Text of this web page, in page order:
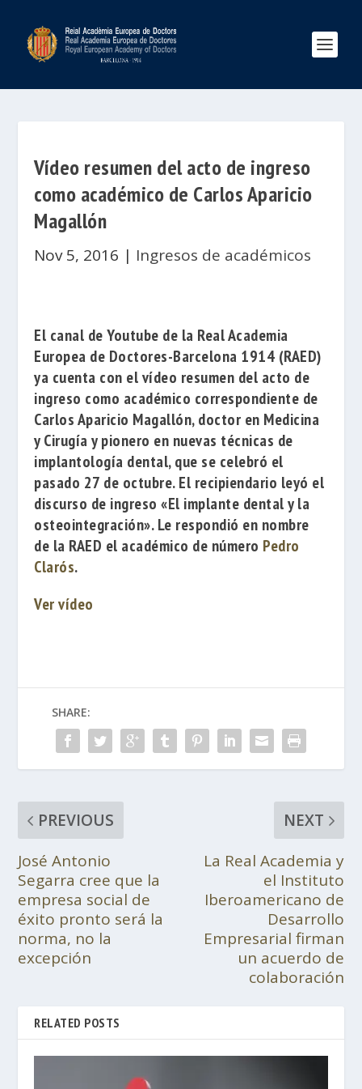
Vídeo resumen del acto de ingreso
como académico de Carlos Aparicio
Magallón
Nov 5, 2016 | Ingresos de académicos
El canal de Youtube de la Real Academia
Europea de Doctores-Barcelona 1914 (RAED)
ya cuenta con el vídeo resumen del acto de
ingreso como académico correspondiente de
Carlos Aparicio Magallón, doctor en Medicina
y Cirugía y pionero en nuevas técnicas de
implantología dental, que se celebró el
pasado 27 de octubre. El recipiendario leyó el
discurso de ingreso«El implante dental y la
osteointegración». Le respondió en nombre
de la RAED el académico de número Pedro
Clarós.
Ver vídeo
SHARE:
PREVIOUS
José Antonio
Segarra cree que la
empresa social de
éxito pronto será la
norma, no la
excepción
NEXT
La Real Academia y
el Instituto
Iberoamericano de
Desarrollo
Empresarial firman
un acuerdo de
colaboración
RELATED POSTS